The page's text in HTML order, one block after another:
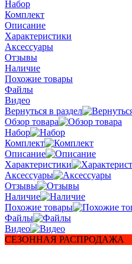
Набор
Комплект
Описание
Характеристики
Аксессуары
Отзывы
Наличие
Похожие товары
Файлы
Видео
Вернуться в раздел
Обзор товара
Набор
Комплект
Описание
Характеристики
Аксессуары
Отзывы
Наличие
Похожие товары
Файлы
Видео
СЕЗОННАЯ РАСПРОДАЖА